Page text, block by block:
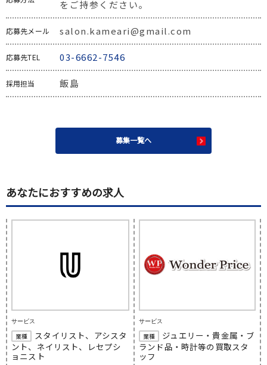
をご持参ください。
応募先メール salon.kameari@gmail.com
応募先TEL 03-6662-7546
採用担当 飯島
募集一覧へ
あなたにおすすめの求人
サービス
業種
スタイリスト、アシスタ
ント、ネイリスト、レセプシ
ョニスト
サービス
業種
ジュエリー・貴金属・ブ
ランド品・時計等の買取スタ
ッフ